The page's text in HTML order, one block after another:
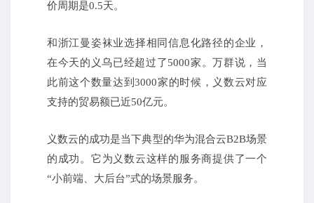
价周期是0.5天。
和浙江曼姿袜业选择相同信息化路径的企业，
在今天的义乌已经超过了5000家。万群说，当
此前这个数量达到3000家的时候，义数云对应
支持的贸易额已近50亿元。
义数云的成功是当下典型的华为混合云B2B场景
的成功。 它为义数云这样的服务商提供了一个
“小前端、大后台”式的场景服务。